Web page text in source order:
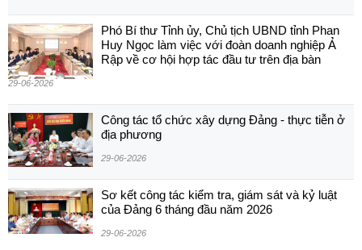
Phó Bí thư Tỉnh ủy, Chủ tịch UBND tỉnh Phan
Huy Ngọc làm việc với đoàn doanh nghiệp Ả
Rập về cơ hội hợp tác đầu tư trên địa bàn
29-06-2026
Công tác tổ chức xây dựng Đảng - thực tiễn ở
địa phương
29-06-2026
Sơ kết công tác kiểm tra, giám sát và kỷ luật
của Đảng 6 tháng đầu năm 2026
29-06-2026